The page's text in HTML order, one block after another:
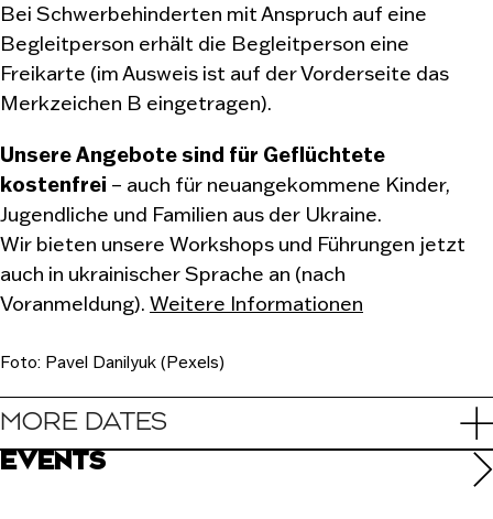
Bei Schwerbehinderten mit Anspruch auf eine
Begleitperson erhält die Begleitperson eine
Freikarte (im Ausweis ist auf der Vorderseite das
Merkzeichen B eingetragen).
Unsere Angebote sind für Geflüchtete
kostenfrei – auch für neuangekommene Kinder,
Jugendliche und Familien aus der Ukraine.
Wir bieten unsere Workshops und Führungen jetzt
auch in ukrainischer Sprache an (nach
Voranmeldung). Weitere Informationen
Foto: Pavel Danilyuk (Pexels)
MORE DATES
EVENTS